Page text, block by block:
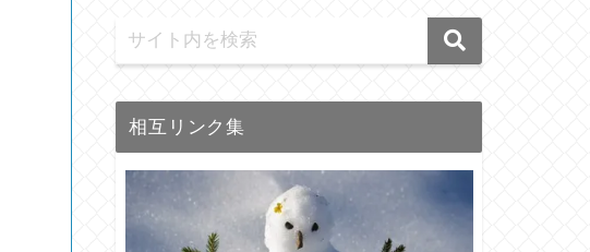
相互リンク集